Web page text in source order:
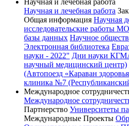
Научная и лечебная работа
Научная и лечебная работа
Общая информация Научная
исследовательские работы
базы данных Научное
Электронная библиотека
науки - 2022" Дни науки
научный медицинский центр)
(Автопоезд «Караван
клиника №7
Международное
Международное
Партнерство Университеты
Международные Проекты